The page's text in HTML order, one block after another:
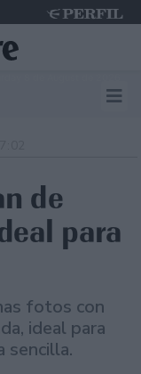
de
para
fotos con
ideal para
sencilla.